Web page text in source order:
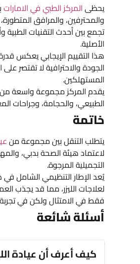
يحظىالمركز الطبي في الامارات
والمحترفين، والمرافق
تجمع بين أحدث التقنيات الطبية
الأصلية.
هذا التقييم الإيجابي يعكس
الجودة والاحترافية لا تقتصر
المستهلكين.
يقدم المركز مجموعة واسعة من
الطبيعي، والحجامة، وجراحات
خاتمة
يتطلب التنقل بين مجموعة من
لاعتماد هيئة الصحة بدبي،
التجميلية المرجوة.
يُعد الإطار التنظيمي الشامل
لعلاجات الليزر، مما قد يجذب
فقط في الامتثال ولكن في
أسئلة شائعة
كيف أعرف أن عيادة